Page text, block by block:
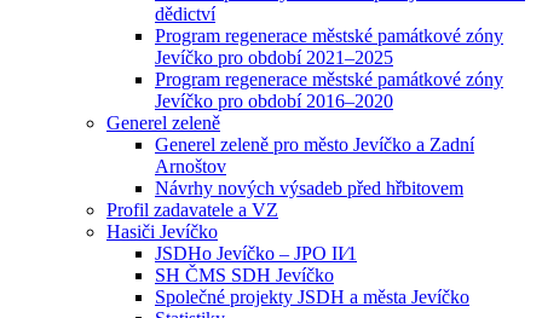
dědictví
Program regenerace městské památkové zóny
Jevíčko pro období 2021–2025
Program regenerace městské památkové zóny
Jevíčko pro období 2016–2020
Generel zeleně
Generel zeleně pro město Jevíčko a Zadní
Arnoštov
Návrhy nových výsadeb před hřbitovem
Profil zadavatele a VZ
Hasiči Jevíčko
JSDHo Jevíčko – JPO II⁄1
SH ČMS SDH Jevíčko
Společné projekty JSDH a města Jevíčko